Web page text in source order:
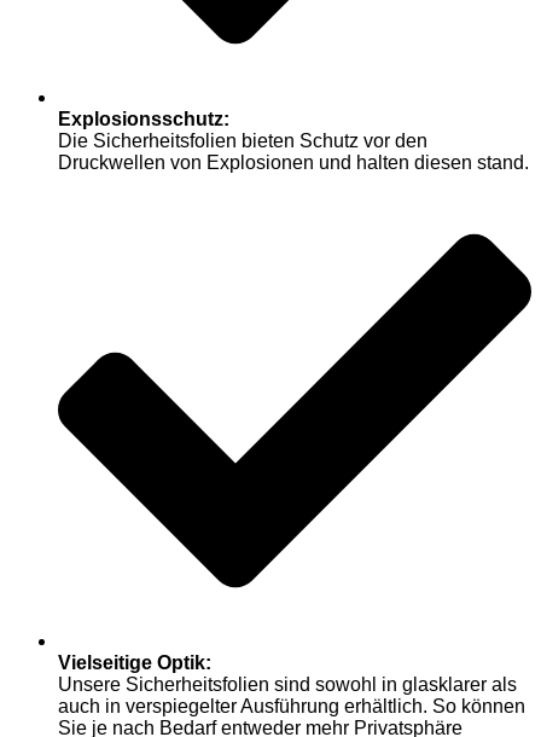
Explosionsschutz:
Die Sicherheitsfolien bieten Schutz vor den
Druckwellen von Explosionen und halten diesen stand.
Vielseitige Optik:
Unsere Sicherheitsfolien sind sowohl in glasklarer als
auch in verspiegelter Ausführung erhältlich. So können
Sie je nach Bedarf entweder mehr Privatsphäre